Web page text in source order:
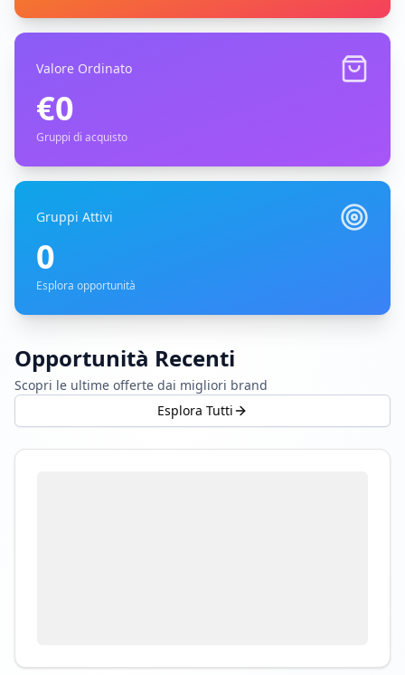
Valore Ordinato
€0
Gruppi di acquisto
Gruppi Attivi
0
Esplora opportunità
Opportunità Recenti
Scopri le ultime offerte dai migliori brand
Esplora Tutti